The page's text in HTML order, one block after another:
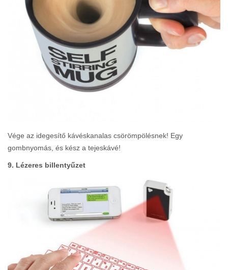
Vége az idegesítő kávéskanalas csörömpölésnek! Egy
gombnyomás, és kész a tejeskávé!
9. Lézeres billentyűzet